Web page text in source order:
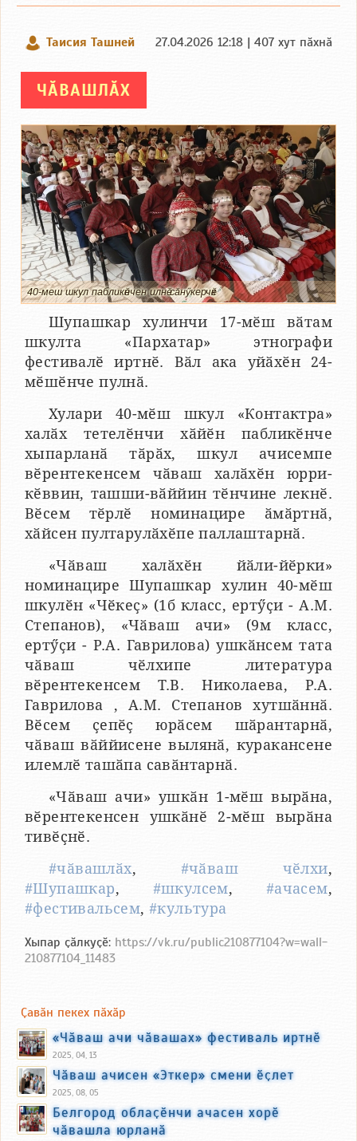
Таисия Ташней 27.04.2026 12:18 | 407 хут пӑхнӑ
ЧӐВАШЛӐХ
40-меш шкул пабликӗнчен илнӗ сӑнӳкерчӗк
Шупашкар хулинчи 17-мӗш вӑтам
шкулта «Пархатар» этнографи
фестивалӗ иртнӗ. Вӑл ака уйӑхӗн 24-
мӗшӗнче пулнӑ.
Хулари 40-мӗш шкул «Контактра»
халӑх тетелӗнчи хӑйӗн пабликӗнче
хыпарланӑ тӑрӑх, шкул ачисемпе
вӗрентекенсем чӑваш халӑхӗн юрри-
кӗввин, ташши-вӑййин тӗнчине лекнӗ.
Вӗсем тӗрлӗ номинацире ӑмӑртнӑ,
хӑйсен пултарулӑхӗпе паллаштарнӑ.
«Чӑваш халӑхӗн йӑли-йӗрки»
номинацире Шупашкар хулин 40-мӗш
шкулӗн «Чӗкеҫ» (1б класс, ертӳҫи - А.М.
Степанов), «Чӑваш ачи» (9м класс,
ертӳҫи - Р.А. Гаврилова) ушкӑнсем тата
чӑваш чӗлхипе литература
вӗрентекенсем Т.В. Николаева, Р.А.
Гаврилова , А.М. Степанов хутшӑннӑ.
Вӗсем ҫепӗҫ юрӑсем шӑрантарнӑ,
чӑваш вӑййисене вылянӑ, куракансене
илемлӗ ташӑпа савӑнтарнӑ.
«Чӑваш ачи» ушкӑн 1-мӗш вырӑна,
вӗрентекенсен ушкӑнӗ 2-мӗш вырӑна
тивӗҫнӗ.
#чӑвашлӑх, #чӑваш чӗлхи,
#Шупашкар, #шкулсем, #ачасем,
#фестивальсем,#культура
Хыпар ҫӑлкуҫӗ: https://vk.ru/public210877104?w=wall-
210877104_11483
Ҫавӑн пекех пӑхӑр
«Чӑваш ачи чӑвашах» фестиваль иртнӗ
2025, 04, 13
Чӑваш ачисен «Эткер» смени ӗҫлет
2025, 08, 05
Белгород облаҫӗнчи ачасен хорӗ
чӑвашла юрланӑ